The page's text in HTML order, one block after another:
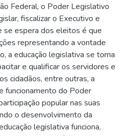
Federal, o Poder Legislativo
fiscalizar o Executivo e
se espera dos eleitos é que
representando a vontade
a educação legislativa se torna
e qualificar os servidores e
cidadãos, entre outras, a
funcionamento do Poder
popular nas suas
o desenvolvimento da
legislativa funciona,